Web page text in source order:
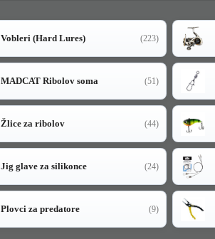
Vobleri (Hard Lures) (223)
MADCAT Ribolov soma (51)
Žlice za ribolov (44)
Jig glave za silikonce (24)
Plovci za predatore (9)